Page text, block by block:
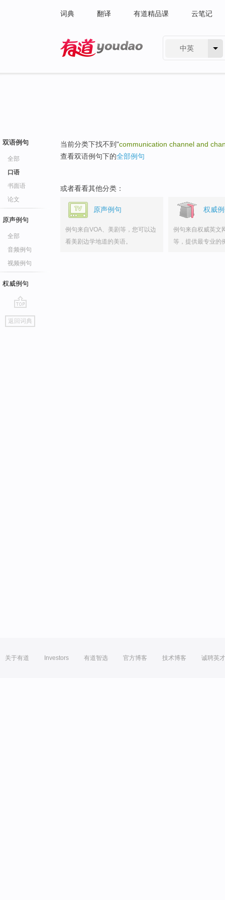
词典 翻译 有道精品课 云笔记
中英
双语例句
全部
口语
书面语
论文
原声例句
全部
音频例句
视频例句
权威例句
go
top
返回词典
当前分类下找不到"communication channel and
查看双语例句下的全部例句
或者看看其他分类：
原声例句
例句来自VOA、美剧等，您可以边
看美剧边学地道的美语。
权威
例句来自权威英文
等，提供最专业的
关于有道 Investors 有道智选 官方博客 技术博客 诚聘英才